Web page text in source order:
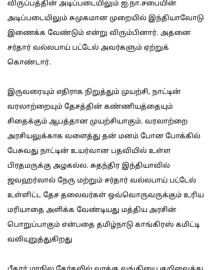
விருப்பத்தின் அடிப்படையிலும் ஐ.நா.சபையின்
அடிப்படையிலும் சுமுகமான முறையில் இந்தியாவோடு
இணைக்க வேண்டும் என்று விரும்பினார். அதனை
சர்தார் வல்லபாய் பட்டேல் அவர்களும் ஏற்றுக்
கொண்டார்.
இருவரையும் எதிராக நிறுத்தும் முயற்சி, நாட்டின்
வரலாற்றையும் தேசத்தின் கண்ணியத்தையும்
சிதைக்கும் ஆபத்தான முயற்சியாகும். வரலாற்றை
அரசியலுக்காக வளைத்து தன் மனம் போன போக்கில்
பேசுவது நாட்டின் உயர்வான பதவியில் உள்ள
பிரதமருக்கு அழகல்ல. சுதந்திர இந்தியாவில்
ஜவஹர்லால் நேரு மற்றும் சர்தார் வல்லபாய் பட்டேல்
உள்ளிட்ட தேச தலைவர்கள் ஒவ்வொருவருக்கும் உரிய
மரியாதை அளிக்க வேண்டியது மத்திய அரசின்
பொறுப்பாகும் என்பதை தமிழ்நாடு காங்கிரஸ் கமிட்டி
வலியுறுத்துகிறது